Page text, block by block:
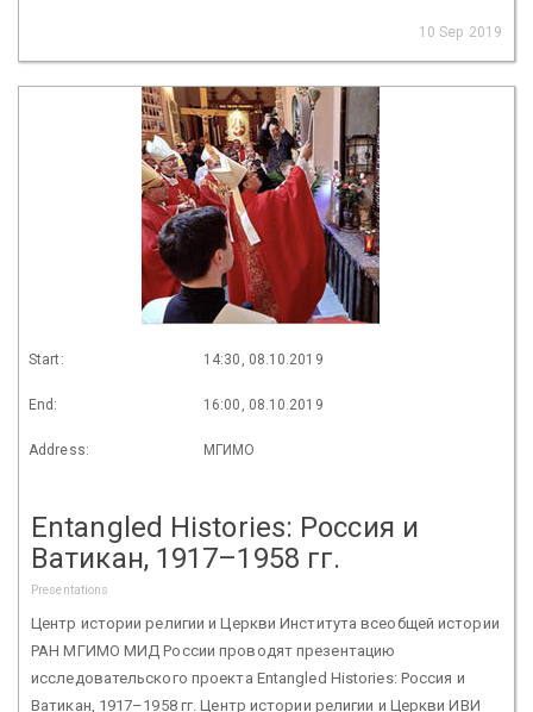
10 Sep 2019
Start: 14:30, 08.10.2019
End: 16:00, 08.10.2019
Address: МГИМО
Entangled Histories: Россия и
Ватикан, 1917–1958 гг.
Presentations
Центр истории религии и Церкви Института всеобщей истории
РАН МГИМО МИД России проводят презентацию
исследовательского проекта Entangled Histories: Россия и
Ватикан, 1917–1958 гг. Центр истории религии и Церкви ИВИ